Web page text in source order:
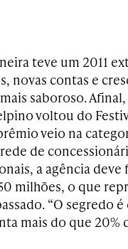
teve um 2011
novas contas e
saboroso.
voltou do
veio na
de
a agência
milhões, o que
“O segredo
mais do que